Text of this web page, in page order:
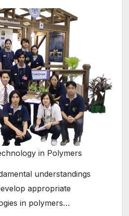
in Polymers
understandings
appropriate
in polymers…